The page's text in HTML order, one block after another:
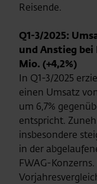
Reisende.
Q1-3/2025:
und Anstieg bei
Mio. (+4,2%)
In Q1-3/2025
einen Umsatz
um 6,7%
entspricht.
insbesondere
in der
FWAG-